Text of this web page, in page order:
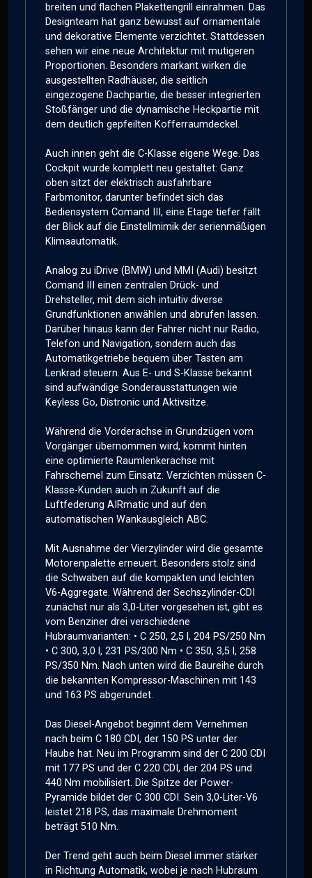
breiten und flachen Plakettengrill einrahmen. Das
Designteam hat ganz bewusst auf ornamentale
und dekorative Elemente verzichtet. Stattdessen
sehen wir eine neue Architektur mit mutigeren
Proportionen. Besonders markant wirken die
ausgestellten Radhäuser, die seitlich
eingezogene Dachpartie, die besser integrierten
Stoßfänger und die dynamische Heckpartie mit
dem deutlich gepfeilten Kofferraumdeckel.
Auch innen geht die C-Klasse eigene Wege. Das
Cockpit wurde komplett neu gestaltet: Ganz
oben sitzt der elektrisch ausfahrbare
Farbmonitor, darunter befindet sich das
Bediensystem Comand III, eine Etage tiefer fällt
der Blick auf die Einstellmimik der serienmäßigen
Klimaautomatik.
Analog zu iDrive (BMW) und MMI (Audi) besitzt
Comand III einen zentralen Drück- und
Drehsteller, mit dem sich intuitiv diverse
Grundfunktionen anwählen und abrufen lassen.
Darüber hinaus kann der Fahrer nicht nur Radio,
Telefon und Navigation, sondern auch das
Automatikgetriebe bequem über Tasten am
Lenkrad steuern. Aus E- und S-Klasse bekannt
sind aufwändige Sonderausstattungen wie
Keyless Go, Distronic und Aktivsitze.
Während die Vorderachse in Grundzügen vom
Vorgänger übernommen wird, kommt hinten
eine optimierte Raumlenkerachse mit
Fahrschemel zum Einsatz. Verzichten müssen C-
Klasse-Kunden auch in Zukunft auf die
Luftfederung AIRmatic und auf den
automatischen Wankausgleich ABC.
Mit Ausnahme der Vierzylinder wird die gesamte
Motorenpalette erneuert. Besonders stolz sind
die Schwaben auf die kompakten und leichten
V6-Aggregate. Während der Sechszylinder-CDI
zunächst nur als 3,0-Liter vorgesehen ist, gibt es
vom Benziner drei verschiedene
Hubraumvarianten: • C 250, 2,5 l, 204 PS/250 Nm
• C 300, 3,0 l, 231 PS/300 Nm • C 350, 3,5 l, 258
PS/350 Nm. Nach unten wird die Baureihe durch
die bekannten Kompressor-Maschinen mit 143
und 163 PS abgerundet.
Das Diesel-Angebot beginnt dem Vernehmen
nach beim C 180 CDI, der 150 PS unter der
Haube hat. Neu im Programm sind der C 200 CDI
mit 177 PS und der C 220 CDI, der 204 PS und
440 Nm mobilisiert. Die Spitze der Power-
Pyramide bildet der C 300 CDI. Sein 3,0-Liter-V6
leistet 218 PS, das maximale Drehmoment
beträgt 510 Nm.
Der Trend geht auch beim Diesel immer stärker
in Richtung Automatik, wobei je nach Hubraum